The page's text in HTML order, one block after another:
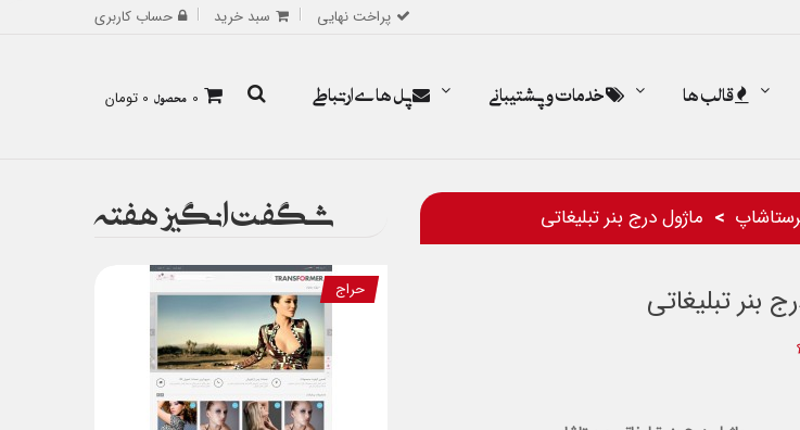
پراخت نهایی سبد خرید حساب کاربری
0 محصول 0 تومان قالب ها خدمات و پشتیبانی پل های ارتباطی
ماژول درج بنر تبلیغاتی
بنر تبلیغاتی
شگفت انگیز هفته
حراج